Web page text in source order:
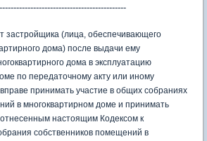
застройщика (лица, обеспечивающего
дома) после выдачи ему
дома в эксплуатацию
по передаточному акту или иному
принимать участие в общих собраниях
в многоквартирном доме и принимать
настоящим Кодексом к
собственников помещений в